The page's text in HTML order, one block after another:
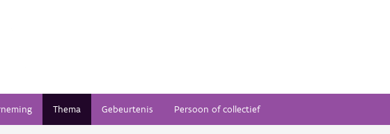
Thema Gebeurtenis Persoon of collectief